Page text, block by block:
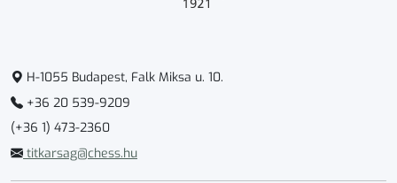
H-1055 Budapest, Falk Miksa u. 10.
+36 20 539-9209
(+36 1) 473-2360
titkarsag@chess.hu